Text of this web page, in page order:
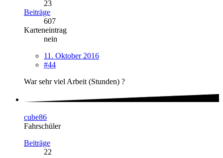
23
Beiträge
607
Karteneintrag
nein
11. Oktober 2016
#44
War sehr viel Arbeit (Stunden) ?
cube86
Fahrschüler
Beiträge
22